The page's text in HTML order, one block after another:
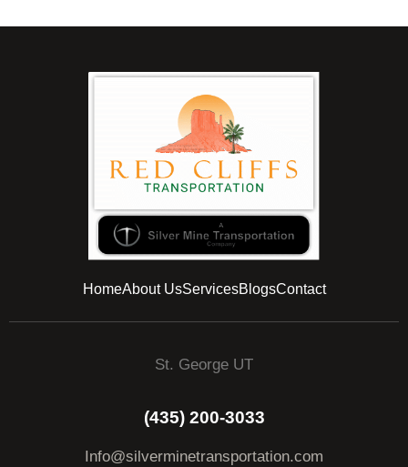
HomeAbout UsServicesBlogsContact
St. George UT
(435) 200-3033
Info@silverminetransportation.com